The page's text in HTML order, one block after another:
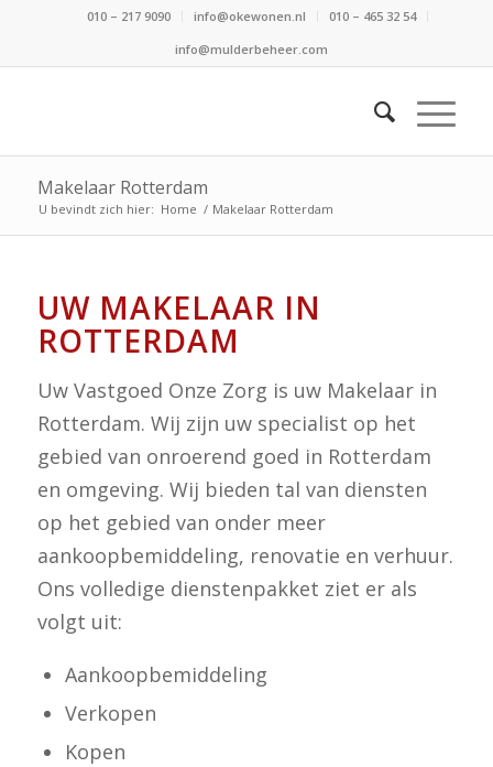
010 – 217 9090 info@okewonen.nl
010 – 465 32 54
info@mulderbeheer.com
Makelaar Rotterdam
U bevindt zich hier: Home / Makelaar Rotterdam
UW MAKELAAR IN
ROTTERDAM
Uw Vastgoed Onze Zorg is uw Makelaar in
Rotterdam. Wij zijn uw specialist op het
gebied van onroerend goed in Rotterdam
en omgeving. Wij bieden tal van diensten
op het gebied van onder meer
aankoopbemiddeling, renovatie en verhuur.
Ons volledige dienstenpakket ziet er als
volgt uit:
Aankoopbemiddeling
Verkopen
Kopen